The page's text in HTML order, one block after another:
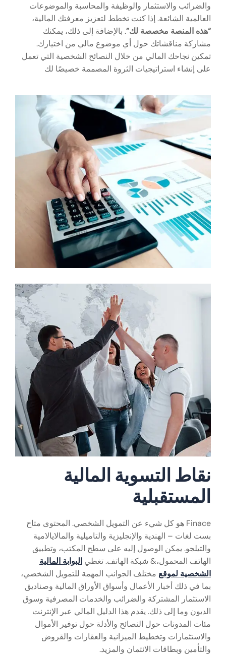
والضرائب والاستثمار والوظيفة والمحاسبة والموضوعات
العالمية الشائعة. إذا كنت تخطط لتعزيز معرفتك المالية،
“هذه المنصة مخصصة لك”. بالإضافة إلى ذلك، يمكنك
مشاركة مناقشاتك حول أي موضوع مالي من اختيارك.
تمكين نجاحك المالي من خلال النصائح الشخصية التي تعمل
على إنشاء استراتيجيات الثروة المصممة خصيصًا لك
نقاط التسوية المالية
المستقبلية
Finace هو كل شيء عن التمويل الشخصي. المحتوى متاح
بست لغات – الهندية والإنجليزية والتاميلية والمالايالامية
والتيلجو. يمكن الوصول إليه على سطح المكتب، وتطبيق
الهاتف المحمول،& شبكة الهاتف. تغطي البوابة المالية
الشخصية لموقع مختلف الجوانب المهمة للتمويل الشخصي،
بما في ذلك أخبار الأعمال وأسواق الأوراق المالية وصناديق
الاستثمار المشتركة والضرائب والخدمات المصرفية وسوق
الديون وما إلى ذلك. يقدم هذا الدليل المالي عبر الإنترنت
مئات المدونات حول النصائح والأدلة حول توفير الأموال
والاستثمارات وتخطيط الميزانية والعقارات والقروض
والتأمين وبطاقات الائتمان والمزيد.